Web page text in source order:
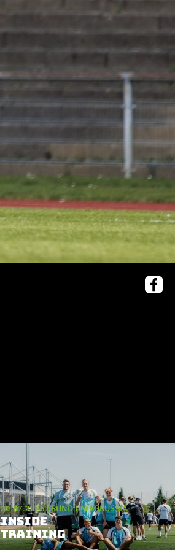
29.07.2026|RUND UM BORUSSIA
INSIDE
TRAINING